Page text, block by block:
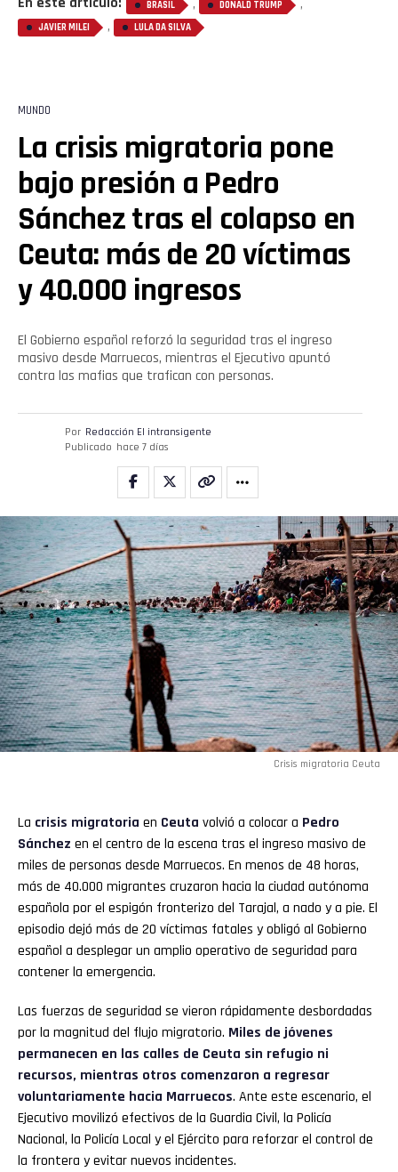
BRASIL , DONALD TRUMP ,
JAVIER MILEI , LULA DA SILVA
MUNDO
La crisis migratoria pone
bajo presión a Pedro
Sánchez tras el colapso en
Ceuta: más de 20 víctimas
y 40.000 ingresos
El Gobierno español reforzó la seguridad tras el ingreso
masivo desde Marruecos, mientras el Ejecutivo apuntó
contra las mafias que trafican con personas.
Por Redacción El intransigente
Publicado hace 7 días
Crisis migratoria Ceuta
La crisis migratoria en Ceuta volvió a colocar a Pedro
Sánchez en el centro de la escena tras el ingreso masivo de
miles de personas desde Marruecos. En menos de 48 horas,
más de 40.000 migrantes cruzaron hacia la ciudad autónoma
española por el espigón fronterizo del Tarajal, a nado y a pie. El
episodio dejó más de 20 víctimas fatales y obligó al Gobierno
español a desplegar un amplio operativo de seguridad para
contener la emergencia.
Las fuerzas de seguridad se vieron rápidamente desbordadas
por la magnitud del flujo migratorio. Miles de jóvenes
permanecen en las calles de Ceuta sin refugio ni
recursos, mientras otros comenzaron a regresar
voluntariamente hacia Marruecos. Ante este escenario, el
Ejecutivo movilizó efectivos de la Guardia Civil, la Policía
Nacional, la Policía Local y el Ejército para reforzar el control de
la frontera y evitar nuevos incidentes.